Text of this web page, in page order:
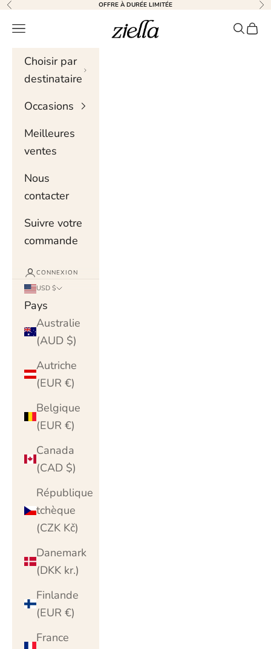
Skip to content
Précédent OFFRE À DURÉE LIMITÉE
Ziella
Menu de navigation
Choisir par
destinataire
Occasions
Meilleures
ventes
Nous
contacter
Suivre votre
commande
CONNEXION
USD $
Pays
Australie
(AUD $)
Autriche
(EUR €)
Belgique
(EUR €)
Canada
(CAD $)
République
tchèque
(CZK Kč)
Danemark
(DKK kr.)
Finlande
(EUR €)
France